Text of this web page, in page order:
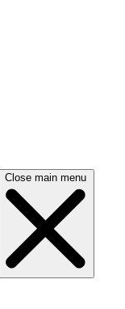
Close main menu